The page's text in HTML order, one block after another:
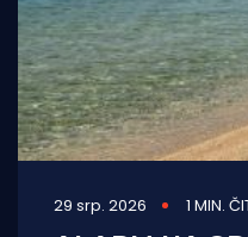
29 srp. 2026 1 MIN.